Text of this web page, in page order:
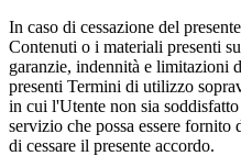
In caso di cessazione del
Contenuti o i materiali presenti
garanzie, indennità e limitazioni
presenti Termini di utilizzo
in cui l'Utente non sia
servizio che possa essere
di cessare il presente accordo.